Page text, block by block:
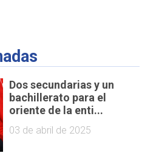
Dos secundarias y un
bachillerato para el
oriente de la enti...
03 de abril de 2025